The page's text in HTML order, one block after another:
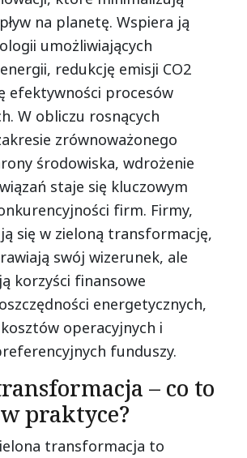
na planetę. Wspiera ją
umożliwiających
redukcję emisji CO2
efektywności procesów
W obliczu rosnących
zrównoważonego
środowiska, wdrożenie
staje się kluczowym
firm. Firmy,
się w zieloną transformację,
swój wizerunek, ale
korzyści finansowe
energetycznych,
operacyjnych i
funduszy.
– co to
praktyce?
transformacja to